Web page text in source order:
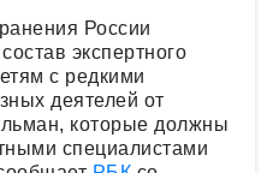
России
экспертного
с редкими
деятелей от
которые должны
специалистами